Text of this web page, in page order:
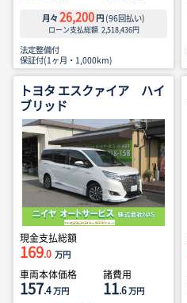
月々 26,200 円 (96回払い)
ローン支払総額 2,518,436円
法定整備付
保証付(1ヶ月・1,000km)
トヨタ エスクァイア ハイ
ブリッド
現金支払総額
169.0 万円
車両本体価格
157.4万円
諸費用
11.6万円